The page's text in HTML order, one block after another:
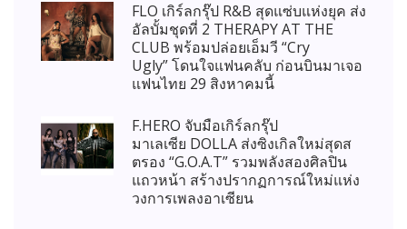
FLO เกิร์ลกรุ๊ป R&B สุดแซ่บแห่งยุค ส่ง
อัลบั้มชุดที่ 2 THERAPY AT THE
CLUB พร้อมปล่อยเอ็มวี “Cry
Ugly” โดนใจแฟนคลับ ก่อนบินมาเจอ
แฟนไทย 29 สิงหาคมนี้
F.HERO จับมือเกิร์ลกรุ๊ป
มาเลเซีย DOLLA ส่งซิงเกิลใหม่สุดส
ตรอง “G.O.A.T” รวมพลังสองศิลปิน
แถวหน้า สร้างปรากฏการณ์ใหม่แห่ง
วงการเพลงอาเซียน